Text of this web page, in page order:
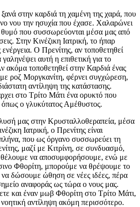
στην καρδιά τη χαμένη της χαρά, που
νου την ησυχία που έχασε. Χαλαρώνει
θυμό που συσσωρεύονται μέσα μας από
Στην Κινέζικη Ιατρική, το ήπαρ
Ο Πρενίτης, αν τοποθετηθεί
αυτή η επιθετική για το
ακόμα τοποθετηθεί στην Καρδιά ένας
με ροζ Μοργκανίτη, φέρνει συγχώρεση,
αντίληψη της κατάστασης.
στο Τρίτο Μάτι ένα ορυκτό που
όπως ο γλυκύτατος Αμέθυστος.
μας στην Κρυσταλλοθεραπεία, μέσα
Ιατρική, ο Πρενίτης είναι
που ως όργανο συσσωρεύει τη
μαζί με Κιτρίνη, σε συνδυασμό,
θέλουμε να αποσυμφορήσουμε, ενώ με
Φθορίτη, μπορούμε να θρέψουμε το
δώσουμε ώθηση σε νέες ιδέες, πέρα
αναφοράς ως τώρα ο νους μας.
και έναν μωβ Φθορίτη στο Τρίτο Μάτι,
αντίληψη ακόμη περισσότερο.